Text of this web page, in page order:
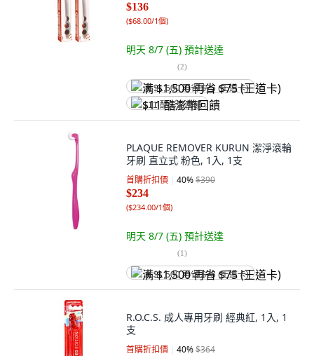
$136
($68.00/1個)
明天 8/7 (五) 預計送達
(2)
满 $1,500 再省 $75 (王道卡)
$11 酷澎幣回饋
PLAQUE REMOVER KURUN 潔淨滾輪
牙刷 直立式 粉色, 1入, 1支
首購折扣價 40%$390
$234
($234.00/1個)
明天 8/7 (五) 預計送達
(1)
满 $1,500 再省 $75 (王道卡)
R.O.C.S. 成人專用牙刷 經典紅, 1入, 1
支
首購折扣價 40%$364